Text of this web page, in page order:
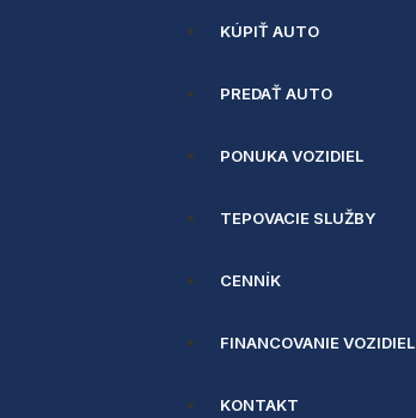
KÚPIŤ AUTO
PREDAŤ AUTO
PONUKA VOZIDIEL
TEPOVACIE SLUŽBY
CENNÍK
FINANCOVANIE VOZIDIEL
KONTAKT